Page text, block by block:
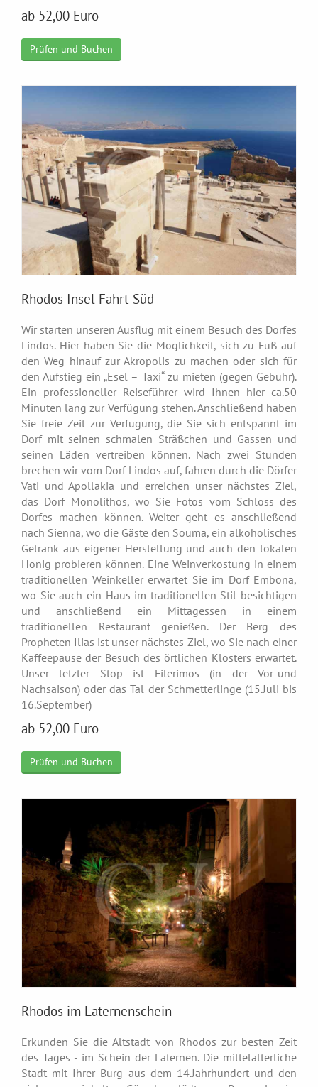
ab 52,00 Euro
Prüfen und Buchen
Rhodos Insel Fahrt-Süd
Wir starten unseren Ausflug mit einem Besuch des Dorfes
Lindos. Hier haben Sie die Möglichkeit, sich zu Fuß auf
den Weg hinauf zur Akropolis zu machen oder sich für
den Aufstieg ein „Esel – Taxi“ zu mieten (gegen Gebühr).
Ein professioneller Reiseführer wird Ihnen hier ca.50
Minuten lang zur Verfügung stehen. Anschließend haben
Sie freie Zeit zur Verfügung, die Sie sich entspannt im
Dorf mit seinen schmalen Sträßchen und Gassen und
seinen Läden vertreiben können. Nach zwei Stunden
brechen wir vom Dorf Lindos auf, fahren durch die Dörfer
Vati und Apollakia und erreichen unser nächstes Ziel,
das Dorf Monolithos, wo Sie Fotos vom Schloss des
Dorfes machen können. Weiter geht es anschließend
nach Sienna, wo die Gäste den Souma, ein alkoholisches
Getränk aus eigener Herstellung und auch den lokalen
Honig probieren können. Eine Weinverkostung in einem
traditionellen Weinkeller erwartet Sie im Dorf Embona,
wo Sie auch ein Haus im traditionellen Stil besichtigen
und anschließend ein Mittagessen in einem
traditionellen Restaurant genießen. Der Berg des
Propheten Ilias ist unser nächstes Ziel, wo Sie nach einer
Kaffeepause der Besuch des örtlichen Klosters erwartet.
Unser letzter Stop ist Filerimos (in der Vor-und
Nachsaison) oder das Tal der Schmetterlinge (15.Juli bis
16.September)
ab 52,00 Euro
Prüfen und Buchen
Rhodos im Laternenschein
Erkunden Sie die Altstadt von Rhodos zur besten Zeit
des Tages - im Schein der Laternen. Die mittelalterliche
Stadt mit Ihrer Burg aus dem 14.Jahrhundert und den